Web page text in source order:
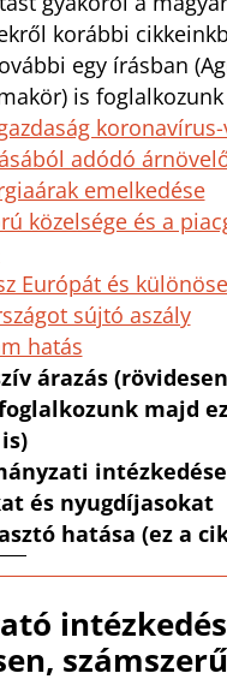
korábbi
egy írásban
is
adódó
emelkedése
közelsége és a
Európát és
sújtó aszály
hatás
árazás
majd
és nyugdíjasokat
hatása (ez a